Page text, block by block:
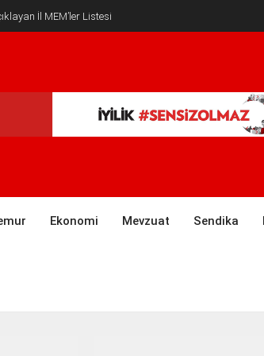
İl MEM’ler Listesi
Ekonomi Mevzuat Sendika